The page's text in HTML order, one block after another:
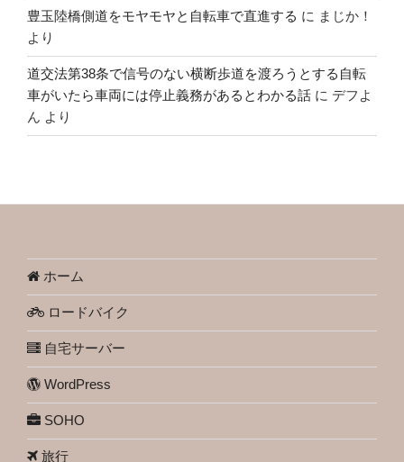
豊玉陸橋側道をモヤモヤと自転車で直進する に まじか！
より
道交法第38条で信号のない横断歩道を渡ろうとする自転
車がいたら車両には停止義務があるとわかる話 に デフよ
ん より
ホーム
ロードバイク
自宅サーバー
WordPress
SOHO
旅行